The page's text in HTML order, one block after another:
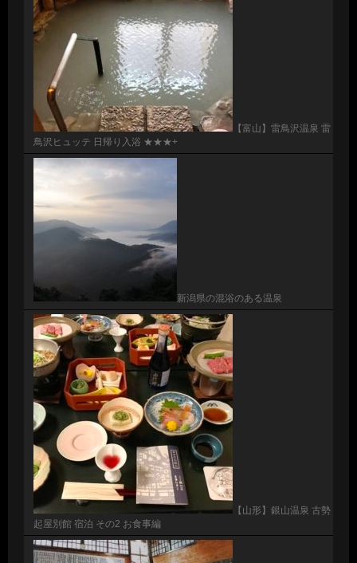
【富山】雷鳥沢温泉 雷
鳥沢ヒュッテ 日帰り入浴 ★★★+
新潟県の混浴のある温泉
【山形】銀山温泉 古勢
起屋別館 宿泊 その2 お食事編